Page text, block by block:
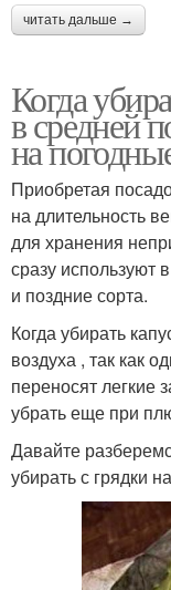
читать дальше →
Когда
в средней
на
Приобретая
на длительность
для хранения
сразу используют
и поздние сорта.
Когда убирать
воздуха , так как
переносят легкие
убрать еще при
Давайте
убирать с грядки